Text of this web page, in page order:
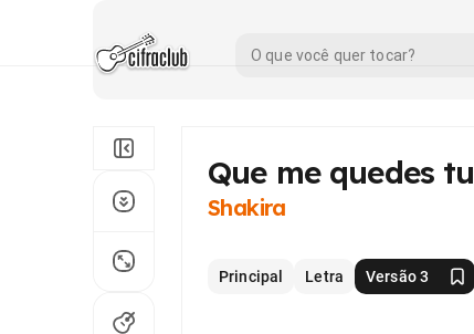
Que me quedes tu
Shakira
Principal Letra Versão 3